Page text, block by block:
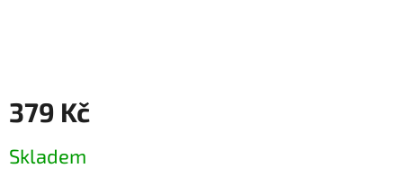
379 Kč
cena:
Skladem